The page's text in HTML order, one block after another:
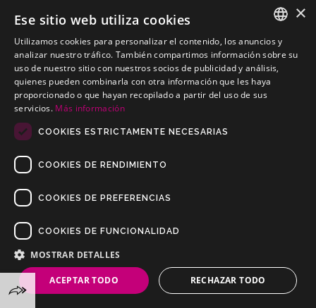
MERCEDES Clase T Furgoneta(Tipo MFK)
Engates baratos para MERCEDES Clase T Furgoneta(Tipo MFK)
Copyrights © 2019 Todos os direitos reservados Dilusur, S.L.
Condições de venda /
Política de privacidade
/Política de Cookies
SPANISH
PORTUGUESE
×
Ese sitio web utiliza cookies
Utilizamos cookies para personalizar el contenido, los anuncios y
analizar nuestro tráfico. También compartimos información sobre su
uso de nuestro sitio con nuestros socios de publicidad y análisis,
quienes pueden combinarla con otra información que les haya
proporcionado o que hayan recopilado a partir del uso de sus
servicios. Más información
COOKIES ESTRICTAMENTE NECESARIAS
COOKIES DE RENDIMIENTO
COOKIES DE PREFERENCIAS
COOKIES DE FUNCIONALIDAD
MOSTRAR DETALLES
ACEPTAR TODO RECHAZAR TODO